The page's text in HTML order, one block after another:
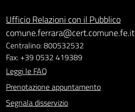
Ufficio Relazioni con il Pubblico
comune.ferrara@cert.comune.fe.it
Centralino: 800532532
Fax: +39 0532 419389
Leggi le FAQ
Prenotazione appuntamento
Segnala disservizio